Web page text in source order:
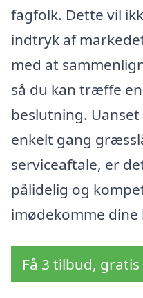
fagfolk. Dette vil
indtryk af
med at
så du kan træffe
beslutning.
enkelt gang
serviceaftale, er
pålidelig og
imødekomme dine
Få 3 tilbud,